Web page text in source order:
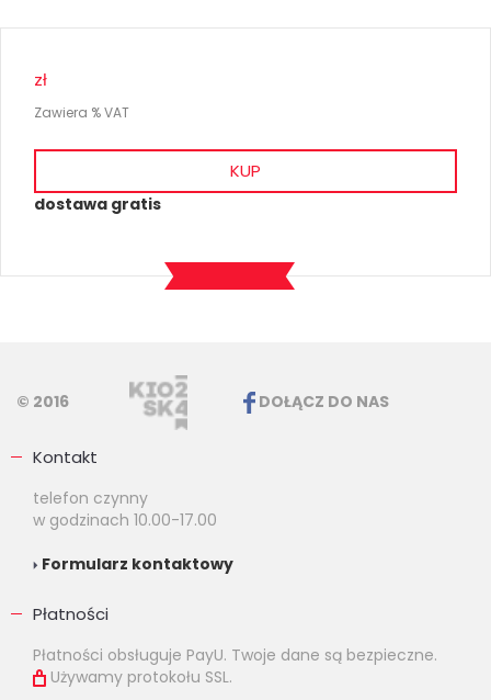
zł
Zawiera % VAT
KUP
dostawa gratis
© 2016 DOŁĄCZ DO NAS
Kontakt
telefon czynny
w godzinach 10.00-17.00
Formularz kontaktowy
Płatności
Płatności obsługuje PayU. Twoje dane są bezpieczne.
Używamy protokołu SSL.